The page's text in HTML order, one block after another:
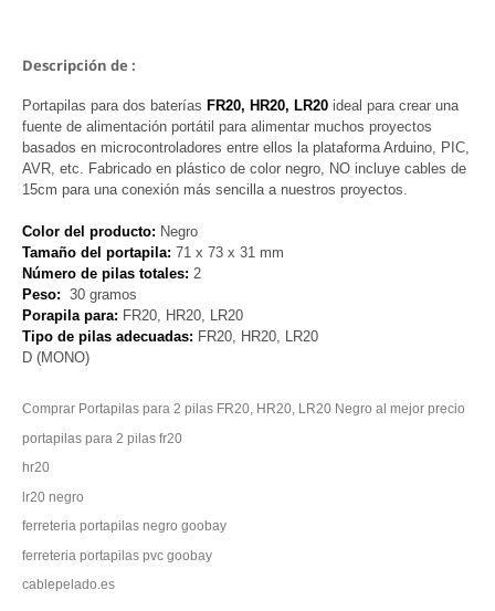
Descripción de :
Portapilas para dos baterías FR20, HR20, LR20 ideal para crear una
fuente de alimentación portátil para alimentar muchos proyectos
basados en microcontroladores entre ellos la plataforma Arduino, PIC,
AVR, etc. Fabricado en plástico de color negro, NO incluye cables de
15cm para una conexión más sencilla a nuestros proyectos.
Color del producto: Negro
Tamaño del portapila: 71 x 73 x 31 mm
Número de pilas totales: 2
Peso: 30 gramos
Porapila para: FR20, HR20, LR20
Tipo de pilas adecuadas: FR20, HR20, LR20
D (MONO)
Comprar Portapilas para 2 pilas FR20, HR20, LR20 Negro al mejor precio
portapilas para 2 pilas fr20
hr20
lr20 negro
ferreteria portapilas negro goobay
ferreteria portapilas pvc goobay
cablepelado.es